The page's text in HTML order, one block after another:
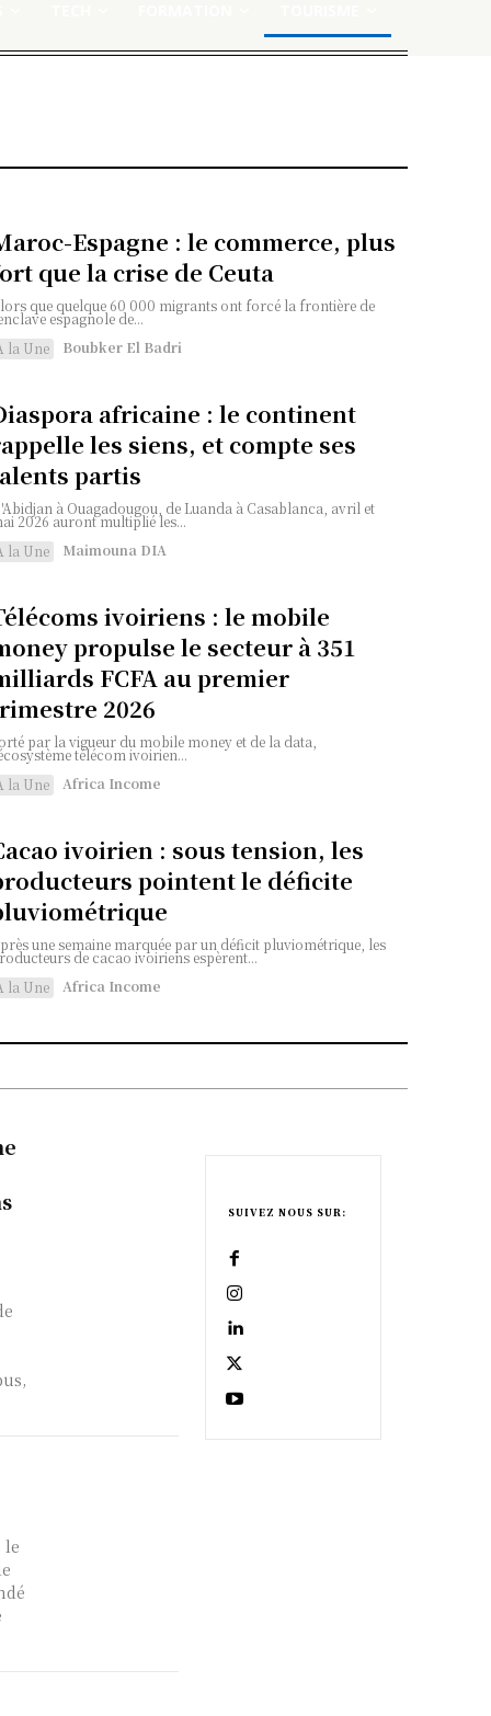
Espagne : le commerce, plus
que la crise de Ceuta
que quelque 60 000 migrants ont forcé la frontière de
espagnole de...
la Une
Boubker El Badri
africaine : le continent
les siens, et compte ses
partis
à Ouagadougou, de Luanda à Casablanca, avril et
2026 auront multiplié les...
la Une
Maimouna DIA
ivoiriens : le mobile
propulse le secteur à 351
FCFA au premier
2026
par la vigueur du mobile money et de la data,
télécom ivoirien...
la Une
Africa Income
ivoirien : sous tension, les
pointent le déficite
une semaine marquée par un déficit pluviométrique, les
de cacao ivoiriens espèrent...
la Une
Africa Income
le
SUIVEZ NOUS SUR: